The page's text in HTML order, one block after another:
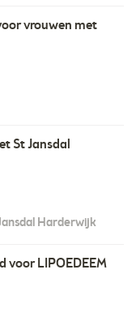
vrouwen met
St Jansdal
Harderwijk
voor LIPOEDEEM